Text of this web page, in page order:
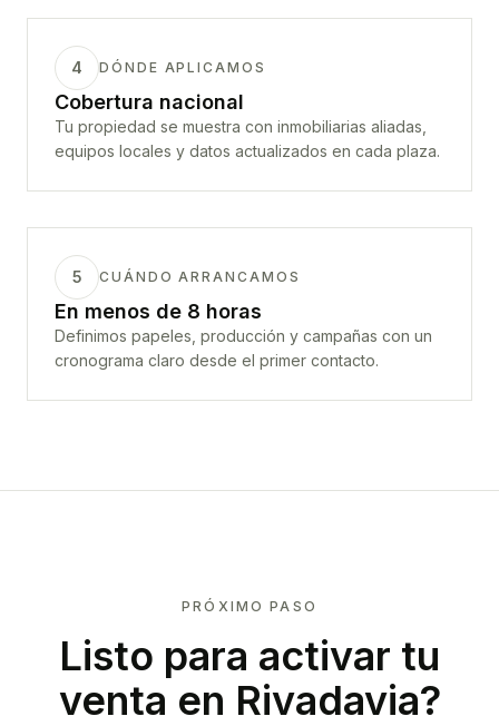
4 DÓNDE APLICAMOS
Cobertura nacional
Tu propiedad se muestra con inmobiliarias aliadas,
equipos locales y datos actualizados en cada plaza.
5 CUÁNDO ARRANCAMOS
En menos de 8 horas
Definimos papeles, producción y campañas con un
cronograma claro desde el primer contacto.
PRÓXIMO PASO
Listo para activar tu
venta en Rivadavia?